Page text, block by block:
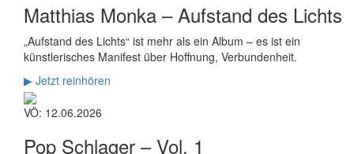
Matthias Monka –Aufstand des Lichts
„Aufstand des Lichts“ ist mehr als ein Album – es ist ein
künstlerisches Manifest über Hoffnung, Verbundenheit.
▶ Jetzt reinhören
VÖ: 12.06.2026
Pop Schlager –Vol. 1